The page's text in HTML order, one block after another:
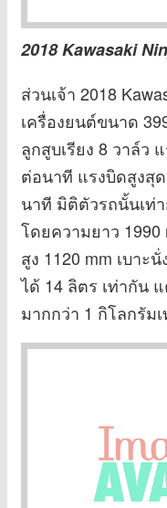
2018 Kawasaki
ส่วนเจ้า 2018
เครื่องยนต์ขนาด
ลูกสูบเรียง 8 วาล์ว
ต่อนาที แรงบิดสูงสุ
นาที มิติตัวรถนั้นเท่
โดยความยาว 1990
สูง 1120 mm เบาะ
ได้ 14 ลิตร เท่ากัน
มากกว่า 1 กิโลกรัม